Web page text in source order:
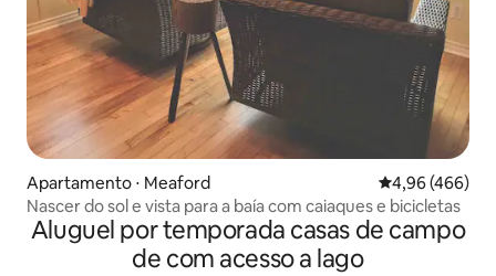
Apartamento ⋅ Meaford 4,96 de uma
4,96 (466)
Nascer do sol e vista para a baía com caiaques e bicicletas
Aluguel por temporada casas de campo
de com acesso a lago